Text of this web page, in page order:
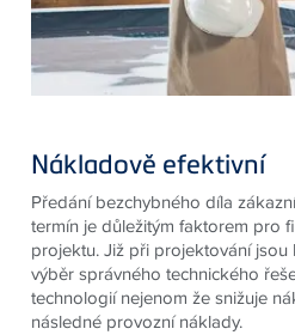
Nákladově efektivní
Předání bezchybného díla
termín je důležitým faktorem pro
projektu. Již při projektování
výběr správného technického
technologií nejenom že snižuje
následné provozní náklady.